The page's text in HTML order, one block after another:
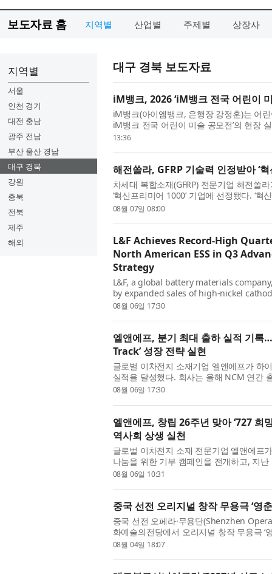
보도자료 홈 지역별 산업별 주제별 상장사
지역별
서울
인천 경기
대전 충남
광주 전남
부산 울산 경남
대구 경북
강원
충북
전북
제주
해외
대구 경북 보도자료
iM뱅크, 2026 ‘iM뱅크 전국 어린이
iM뱅크(아이엠뱅크, 은행장 강정훈)는 어
iM뱅크 전국 어린이 미술 공모전’의 현장
가 실시하는 대표적인...
13:36
해전쏠라, GFRP 기술력 인정받아 ‘
차세대 복합소재(GFRP) 전문기업 해전쏠
‘혁신프리미어 1000’ 기업에 선정됐다. ‘
견기업을 발굴해 금융 ...
08월 07일 08:00
L&F Achieves Record-High
North American ESS in Q3
Strategy
L&F, a global battery materials
by expanded sales of high-nickel
shipments to significantly surpass ...
08월 06일 17:30
엘앤에프, 분기 최대 출하 실적 기록
Track’ 성장 전략 실현
글로벌 이차전지 소재기업 엘앤에프가 하
실적을 달성했다. 회사는 올해 NCM 연간
3분기부터는 북미 ESS...
08월 06일 17:30
엘앤에프, 창립 26주년 맞아 ‘727 희
역사회 상생 실천
글로벌 이차전지 소재 전문기업 엘앤에프
나눔을 위한 기부 캠페인을 전개하고, 지
밝혔다. 이번 캠페인은...
08월 06일 10:31
중국 선전 오리지널 창작 무용극 ‘영
중국 선전 오페라·무용단(Shenzhen
화예술의전당에서 오리지널 창작 무용극 ‘
은 다이빙(戴兵) 주한...
08월 04일 18:07